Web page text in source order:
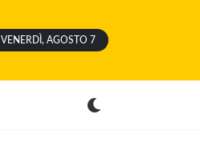
VENERDÌ, AGOSTO 7